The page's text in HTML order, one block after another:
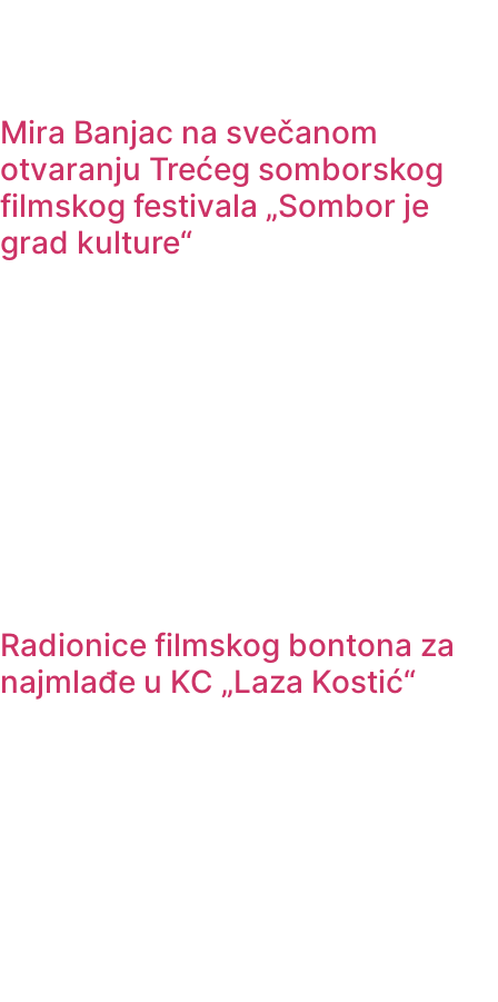
Mira Banjac na svečanom
otvaranju Trećeg somborskog
filmskog festivala „Sombor je
grad kulture“
Radionice filmskog bontona za
najmlađe u KC „Laza Kostić“